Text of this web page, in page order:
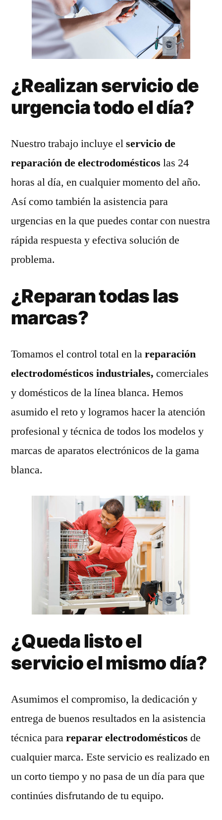
¿Realizan servicio de
urgencia todo el día?
Nuestro trabajo incluye elservicio de
reparación de electrodomésticos las 24
horas al día, en cualquier momento del año.
Así como también la asistencia para
urgencias en la que puedes contar con nuestra
rápida respuesta y efectiva solución de
problema.
¿Reparan todas las
marcas?
Tomamos el control total en lareparación
electrodomésticos industriales, comerciales
y domésticos de la línea blanca. Hemos
asumido el reto y logramos hacer la atención
profesional y técnica de todos los modelos y
marcas de aparatos electrónicos de la gama
blanca.
¿Queda listo el
servicio el mismo día?
Asumimos el compromiso, la dedicación y
entrega de buenos resultados en la asistencia
técnica parareparar electrodomésticos de
cualquier marca. Este servicio es realizado en
un corto tiempo y no pasa de un día para que
continúes disfrutando de tu equipo.